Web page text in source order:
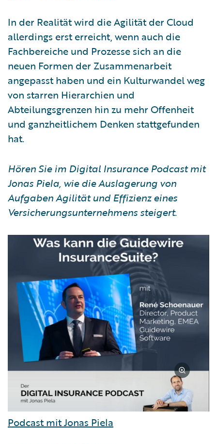
In der Realität wird die Agilität der Cloud
allerdings erst erreicht, wenn auch die
Fachbereiche und Prozesse sich an die
neuen Formen der Zusammenarbeit
angepasst haben und ein Kulturwandel weg
von starren Hierarchien und
Abteilungsgrenzen hin zu mehr Offenheit
und ganzheitlichem Denken stattgefunden
hat.
Hören Sie im Digital Insurance Podcast mit
Jonas Piela, wie die Auslagerung von
Aufgaben Agilität und Effizienz eines
Versicherungsunternehmens steigert.
Podcast mit Jonas Piela